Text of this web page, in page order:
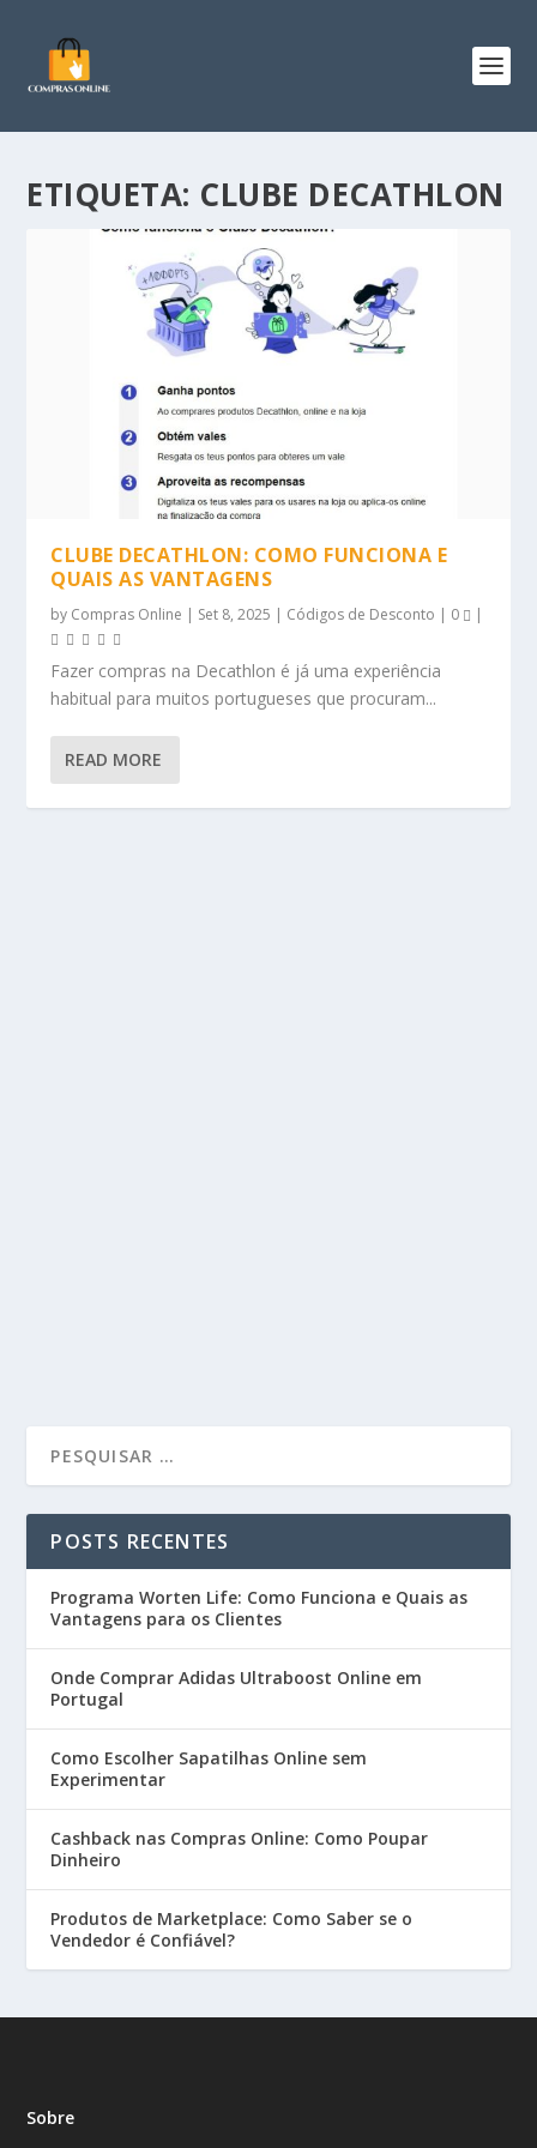
ETIQUETA: CLUBE DECATHLON
CLUBE DECATHLON: COMO FUNCIONA E
QUAIS AS VANTAGENS
by Compras Online | Set 8, 2025 | Códigos de Desconto | 0 |
Fazer compras na Decathlon é já uma experiência
habitual para muitos portugueses que procuram...
READ MORE
POSTS RECENTES
Programa Worten Life: Como Funciona e Quais as
Vantagens para os Clientes
Onde Comprar Adidas Ultraboost Online em
Portugal
Como Escolher Sapatilhas Online sem
Experimentar
Cashback nas Compras Online: Como Poupar
Dinheiro
Produtos de Marketplace: Como Saber se o
Vendedor é Confiável?
Sobre